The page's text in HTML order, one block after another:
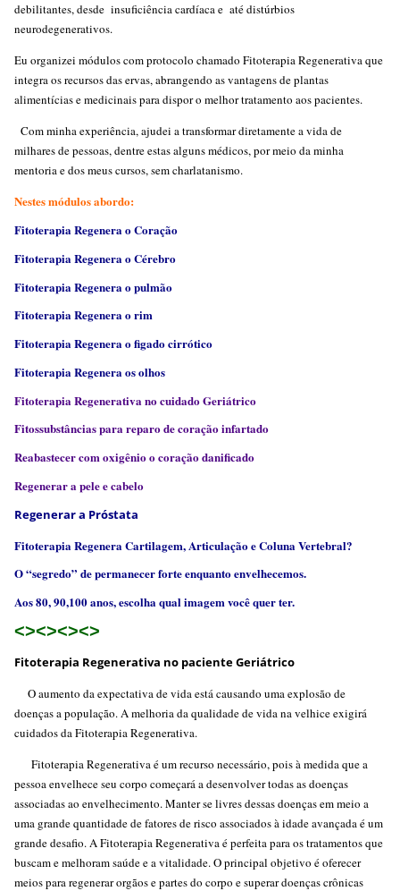
debilitantes, desde insuficiência cardíaca e até distúrbios
neurodegenerativos.
Eu organizei módulos com protocolo chamado Fitoterapia Regenerativa que
integra os recursos das ervas, abrangendo as vantagens de plantas
alimentícias e medicinais para dispor o melhor tratamento aos pacientes.
Com minha experiência, ajudei a transformar diretamente a vida de
milhares de pessoas, dentre estas alguns médicos, por meio da minha
mentoria e dos meus cursos, sem charlatanismo.
Nestes módulos abordo:
Fitoterapia Regenera o Coração
Fitoterapia Regenera o Cérebro
Fitoterapia Regenera o pulmão
Fitoterapia Regenera o rim
Fitoterapia Regenera o figado cirrótico
Fitoterapia Regenera os olhos
Fitoterapia Regenerativa no cuidado Geriátrico
Fitossubstâncias para reparo de coração infartado
Reabastecer com oxigênioo coração danificado
Regenerar a pele e cabelo
Regenerar a Próstata
Fitoterapia Regenera Cartilagem, Articulação e Coluna Vertebral?
O “segredo” de permanecer forte enquanto envelhecemos.
Aos 80, 90,100 anos, escolha qual imagem você quer ter.
<><><><>
Fitoterapia Regenerativa no paciente Geriátrico
O aumento da expectativa de vida está causando uma explosão de
doenças a população. A melhoria da qualidade de vida na velhice exigirá
cuidados da Fitoterapia Regenerativa.
Fitoterapia Regenerativa é um recurso necessário, pois à medida que a
pessoa envelhece seu corpo começará a desenvolver todas as doenças
associadas ao envelhecimento. Manter se livres dessas doenças em meio a
uma grande quantidade de fatores de risco associados à idade avançada é um
grande desafio. A Fitoterapia Regenerativa é perfeita para os tratamentos que
buscam e melhoram saúde e a vitalidade. O principal objetivo é oferecer
meios para regenerar orgãos e partes do corpo e superar doenças crônicas